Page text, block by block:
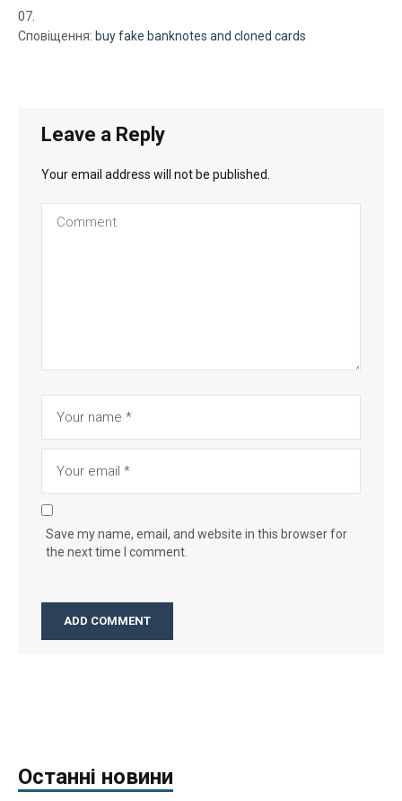
Сповіщення: buy fake banknotes and cloned cards
Leave a Reply
Your email address will not be published.
Save my name, email, and website in this browser for
the next time I comment.
Останні новини